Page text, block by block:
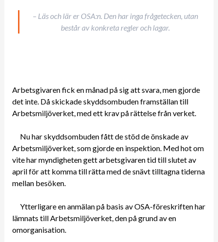
– Läs och lär er OSA:n. Den har inga frågetecken, utan
består av konkreta regler och lagar.
Arbetsgivaren fick en månad på sig att svara, men gjorde
det inte. Då skickade skyddsombuden framställan till
Arbetsmiljöverket, med ett krav på rättelse från verket.
Nu har skyddsombuden fått de stöd de önskade av
Arbetsmiljöverket, som gjorde en inspektion. Med hot om
vite har myndigheten gett arbetsgivaren tid till slutet av
april för att komma till rätta med de snävt tilltagna tiderna
mellan besöken.
Ytterligare en anmälan på basis av OSA-föreskriften har
lämnats till Arbetsmiljöverket, den på grund av en
omorganisation.